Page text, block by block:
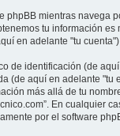
phpBB mientras
tu información
en adelante "tu
de identificación (de
(de aquí en adelante
más allá de tu
En cualquier
por el software